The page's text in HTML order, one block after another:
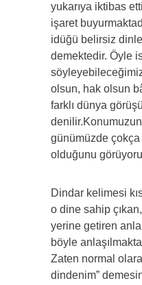
yukarıya iktibas
işaret
idüğü belirsiz
demektedir. Öyle
olsun, hak olsun
farklı dünya
denilir.Konumuzun
günümüzde
olduğunu
Dindar kelimesi
o dine sahip
yerine getiren
böyle
Zaten normal
dindenim”